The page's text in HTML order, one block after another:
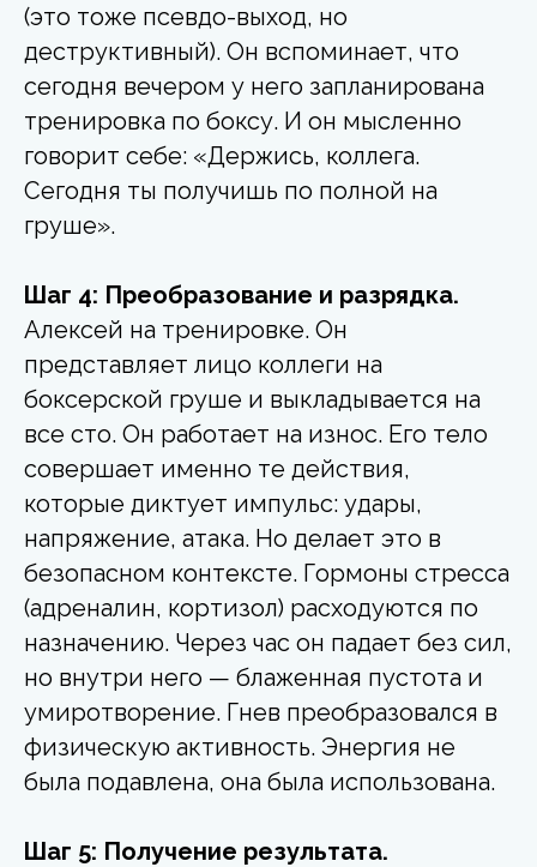
(это тоже псевдо-выход, но
деструктивный). Он вспоминает, что
сегодня вечером у него запланирована
тренировка по боксу. И он мысленно
говорит себе: «Держись, коллега.
Сегодня ты получишь по полной на
груше».
Шаг 4: Преобразование и разрядка.
Алексей на тренировке. Он
представляет лицо коллеги на
боксерской груше и выкладывается на
все сто. Он работает на износ. Его тело
совершает именно те действия,
которые диктует импульс: удары,
напряжение, атака. Но делает это в
безопасном контексте. Гормоны стресса
(адреналин, кортизол) расходуются по
назначению. Через час он падает без сил,
но внутри него — блаженная пустота и
умиротворение. Гнев преобразовался в
физическую активность. Энергия не
была подавлена, она была использована.
Шаг 5: Получение результата.